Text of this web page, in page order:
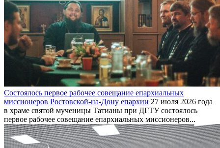
Состоялось первое рабочее совещание епархиальных
миссионеров Ростовской-на-Дону епархии 27 июля 2026 года
в храме святой мученицы Татианы при ДГТУ состоялось
первое рабочее совещание епархиальных миссионеров...